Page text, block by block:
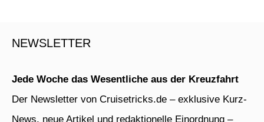
NEWSLETTER
Jede Woche das Wesentliche aus der Kreuzfahrt
Der Newsletter von Cruisetricks.de – exklusive Kurz-
News, neue Artikel und redaktionelle Einordnung –